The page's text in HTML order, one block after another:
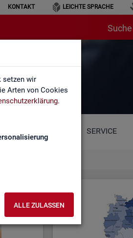
setzen wir
Arten von Cookies
.
ALLE ZULASSEN
KONTAKT LEICHTE SPRACHE
Suche
SERVICE